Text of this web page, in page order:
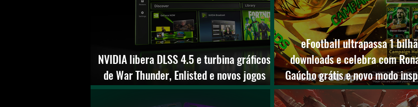
NVIDIA libera DLSS 4.5 e turbina gráficos
de War Thunder, Enlisted e novos jogos
com RTX
eFootball ultrapassa 1
downloads e celebra com
Gaúcho grátis e novo modo
Master League